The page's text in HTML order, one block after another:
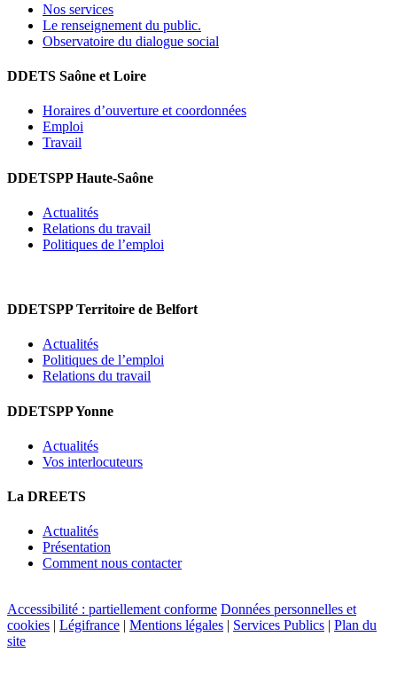
Nos services
Le renseignement du public.
Observatoire du dialogue social
DDETS Saône et Loire
Horaires d’ouverture et coordonnées
Emploi
Travail
DDETSPP Haute-Saône
Actualités
Relations du travail
Politiques de l’emploi
DDETSPP Territoire de Belfort
Actualités
Politiques de l’emploi
Relations du travail
DDETSPP Yonne
Actualités
Vos interlocuteurs
La DREETS
Actualités
Présentation
Comment nous contacter
Accessibilité : partiellement conforme Données personnelles et
cookies
Légifrance Mentions légales Services Publics
Plan du
site